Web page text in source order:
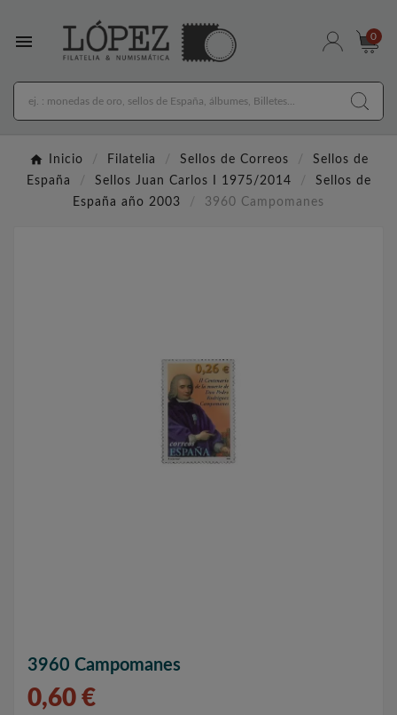
 0
Inicio Filatelia Sellos de Correos
Sellos de
España
Sellos Juan Carlos I 1975/2014
Sellos de
España año 2003
3960 Campomanes
3960 Campomanes
0,60 €